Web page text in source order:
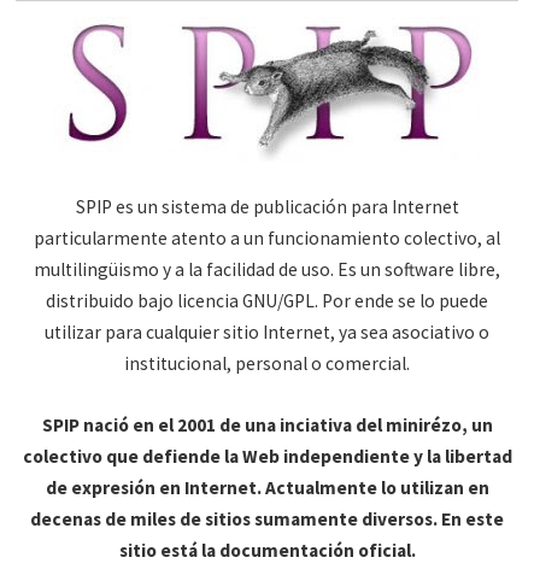
SPIP es un sistema de publicación para Internet
particularmente atento a un funcionamiento colectivo, al
multilingüismo y a la facilidad de uso. Es un software libre,
distribuido bajo licencia GNU/GPL. Por ende se lo puede
utilizar para cualquier sitio Internet, ya sea asociativo o
institucional, personal o comercial.
SPIP nació en el 2001 de una inciativa del minirézo, un
colectivo que defiende la Web independiente y la libertad
de expresión en Internet. Actualmente lo utilizan en
decenas de miles de sitios sumamente diversos. En este
sitio está la documentación oficial.